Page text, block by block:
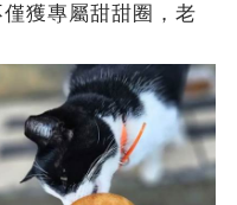
獲專屬甜甜圈，老